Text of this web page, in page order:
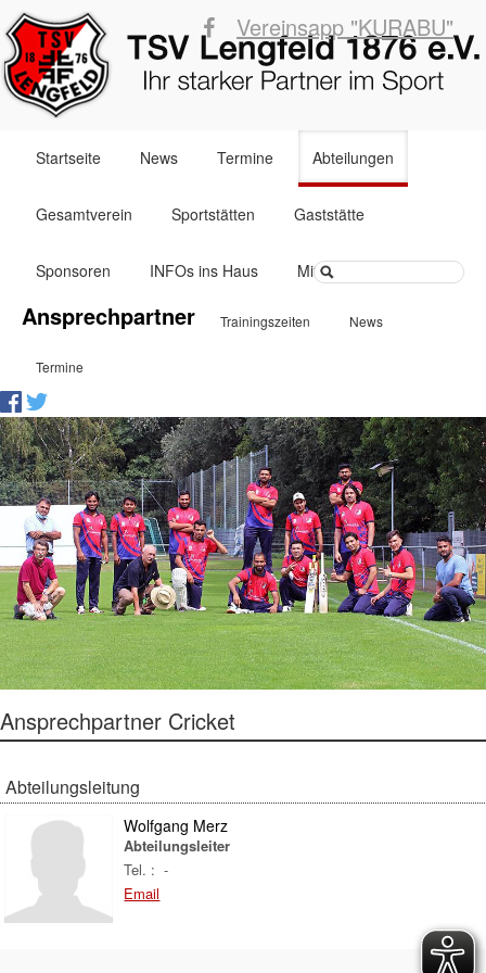
Vereinsapp "KURABU"
überspringen
Startseite News Termine Abteilungen
Gesamtverein Sportstätten Gaststätte
Sponsoren INFOs ins Haus Mitglied werden
Suchbegriffe
Navigation
überspringen
Ansprechpartner Trainingszeiten News
Termine
Ansprechpartner Cricket
Abteilungsleitung
Wolfgang Merz
Abteilungsleiter
Tel. : -
Email